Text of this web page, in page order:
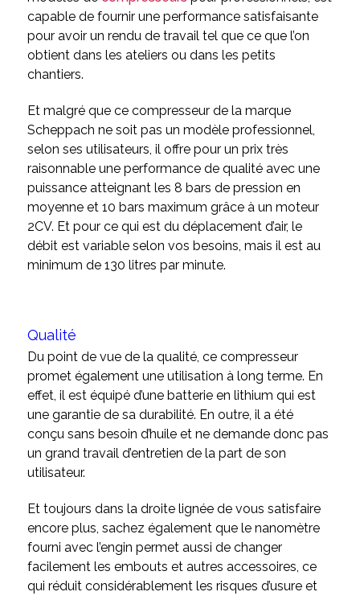
capable de fournir une performance satisfaisante
pour avoir un rendu de travail tel que ce que l’on
obtient dans les ateliers ou dans les petits
chantiers.
Et malgré que ce compresseur de la marque
Scheppach ne soit pas un modèle professionnel,
selon ses utilisateurs, il offre pour un prix très
raisonnable une performance de qualité avec une
puissance atteignant les 8 bars de pression en
moyenne et 10 bars maximum grâce à un moteur
2CV. Et pour ce qui est du déplacement d’air, le
débit est variable selon vos besoins, mais il est au
minimum de 130 litres par minute.
Qualité
Du point de vue de la qualité, ce compresseur
promet également une utilisation à long terme. En
effet, il est équipé d’une batterie en lithium qui est
une garantie de sa durabilité. En outre, il a été
conçu sans besoin d’huile et ne demande donc pas
un grand travail d’entretien de la part de son
utilisateur.
Et toujours dans la droite lignée de vous satisfaire
encore plus, sachez également que le nanomètre
fourni avec l’engin permet aussi de changer
facilement les embouts et autres accessoires, ce
qui réduit considérablement les risques d’usure et